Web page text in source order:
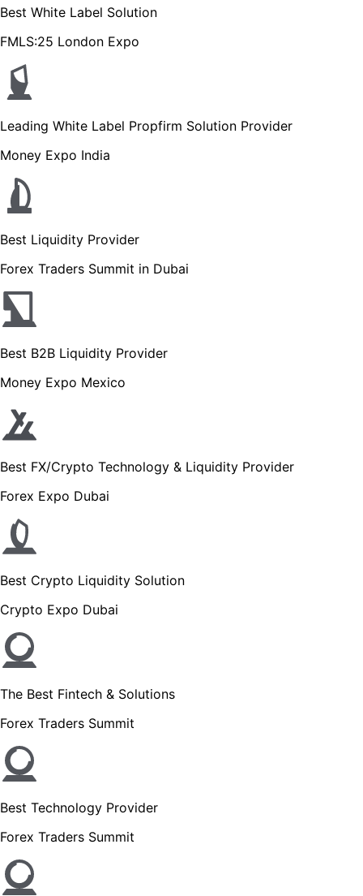
Best White Label Solution
FMLS:25 London Expo
Leading White Label Propfirm Solution Provider
Money Expo India
Best Liquidity Provider
Forex Traders Summit in Dubai
Best B2B Liquidity Provider
Money Expo Mexico
Best FX/Crypto Technology & Liquidity Provider
Forex Expo Dubai
Best Crypto Liquidity Solution
Crypto Expo Dubai
The Best Fintech & Solutions
Forex Traders Summit
Best Technology Provider
Forex Traders Summit